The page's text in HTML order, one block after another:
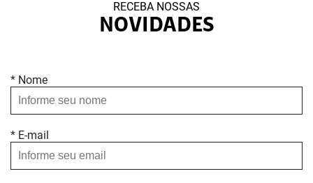
RECEBA NOSSAS
NOVIDADES
* Nome
* E-mail